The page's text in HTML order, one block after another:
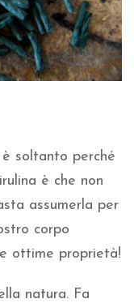
è soltanto perché
è che non
assumerla per
corpo
ottime proprietà!
natura. Fa